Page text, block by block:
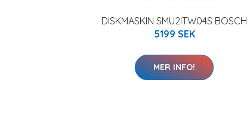
DISKMASKIN SMU2ITW04S BOSCH
5199 SEK
MER INFO!